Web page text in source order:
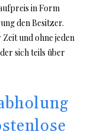
in Form
den Besitzer.
und ohne jeden
sich teils über